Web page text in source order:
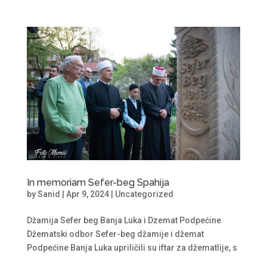
In memoriam Sefer-beg Spahija
bySanid Apr 9, 2024| Uncategorized
Džamija Sefer beg Banja Luka i Dzemat Podpećine
Džematski odbor Sefer-beg džamije i džemat
Podpećine Banja Luka upriličili su iftar za džematlije, s